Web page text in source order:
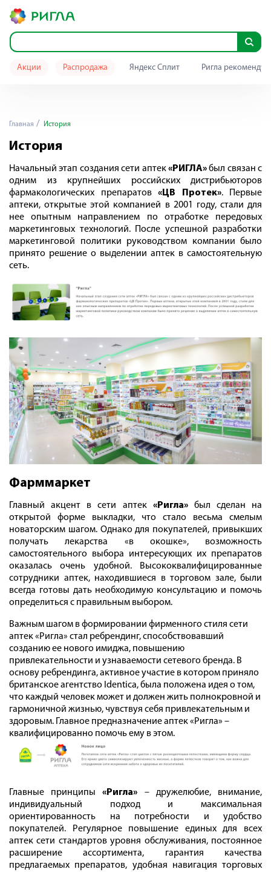
Акции Распродажа Яндекс Сплит Ригла
Главная История
История
Начальный этап создания сети аптек«РИГЛА»был связан с
одним из крупнейших российских дистрибьюторов
фармакологических препаратов «ЦВ Протек». Первые
аптеки, открытые этой компанией в 2001 году, стали для
нее опытным направлением по отработке передовых
маркетинговых технологий. После успешной разработки
маркетинговой политики руководством компании было
принято решение о выделении аптек в самостоятельную
сеть.
Фарммаркет
Главный акцент в сети аптек «Ригла»был сделан на
открытой форме выкладки, что стало весьма смелым
новаторским шагом. Однако для покупателей, привыкших
получать лекарства «в окошке», возможность
самостоятельного выбора интересующих их препаратов
оказалась очень удобной. Высококвалифицированные
сотрудники аптек, находившиеся в торговом зале, были
всегда готовы дать необходимую консультацию и помочь
определиться с правильным выбором.
Важным шагом в формировании фирменного стиля сети
аптек «Ригла» стал ребрендинг, способствовавший
созданию ее нового имиджа, повышению
привлекательности и узнаваемости сетевого бренда. В
основу ребрендинга, активное участие в котором приняло
британское агентство Identica, была положена идея о том,
что каждый человек может и должен жить полнокровной и
гармоничной жизнью, чувствуя себя привлекательным и
здоровым. Главное предназначение аптек «Ригла» –
квалифицированно помочь ему в этом.
Главные принципы«Ригла» – дружелюбие, внимание,
индивидуальный подход и максимальная
ориентированность на потребности и удобство
покупателей. Регулярное повышение единых для всех
аптек сети стандартов уровня обслуживания, постоянное
расширение ассортимента, гарантия качества
предлагаемых препаратов, удобная навигация торговых